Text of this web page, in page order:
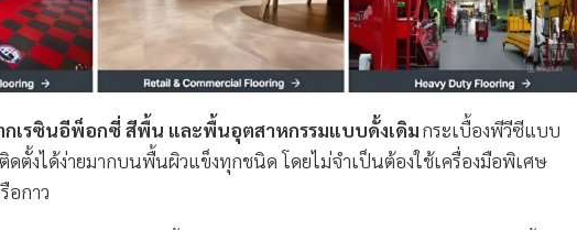
กเรซินอีพ็อกซี่ สีพื้น และพื้นอุตสาหกรรมแบบดั้งเดิมกระเบื้องพีวีซีแบบ
ดตั้งได้ง่ายมากบนพื้นผิวแข็งทุกชนิด โดยไม่จำเป็นต้องใช้เครื่องมือพิเศษ
อกาว